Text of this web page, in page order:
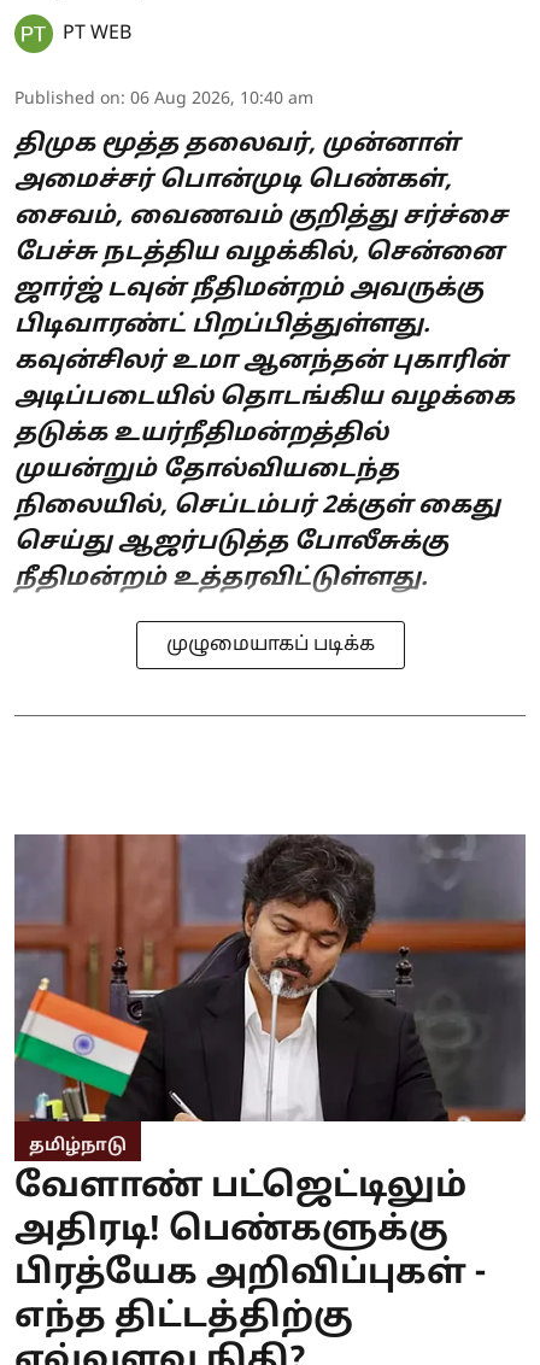
PT WEB
Published on: 06 Aug 2026, 10:40 am
திமுக மூத்த தலைவர், முன்னாள்
அமைச்சர் பொன்முடி பெண்கள்,
சைவம், வைணவம் குறித்து சர்ச்சை
பேச்சு நடத்திய வழக்கில், சென்னை
ஜார்ஜ் டவுன் நீதிமன்றம் அவருக்கு
பிடிவாரண்ட் பிறப்பித்துள்ளது.
கவுன்சிலர் உமா ஆனந்தன் புகாரின்
அடிப்படையில் தொடங்கிய வழக்கை
தடுக்க உயர்நீதிமன்றத்தில்
முயன்றும் தோல்வியடைந்த
நிலையில், செப்டம்பர் 2க்குள் கைது
செய்து ஆஜர்படுத்த போலீசுக்கு
நீதிமன்றம் உத்தரவிட்டுள்ளது.
முழுமையாகப் படிக்க
தமிழ்நாடு
வேளாண் பட்ஜெட்டிலும்
அதிரடி! பெண்களுக்கு
பிரத்யேக அறிவிப்புகள் -
எந்த திட்டத்திற்கு